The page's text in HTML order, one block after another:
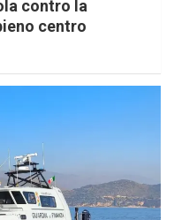
contro la
centro